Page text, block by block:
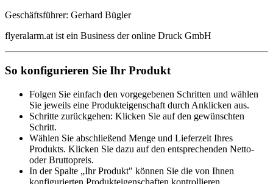
Geschäftsführer: Gerhard Bügler
flyeralarm.at ist ein Business der online Druck GmbH
So konfigurieren Sie Ihr Produkt
Folgen Sie einfach den vorgegebenen Schritten und wählen
Sie jeweils eine Produkteigenschaft durch Anklicken aus.
Schritte zurückgehen: Klicken Sie auf den gewünschten
Schritt.
Wählen Sie abschließend Menge und Lieferzeit Ihres
Produkts. Klicken Sie dazu auf den entsprechenden Netto-
oder Bruttopreis.
In der Spalte „Ihr Produkt" können Sie die von Ihnen
konfigurierten Produkteigenschaften kontrollieren.